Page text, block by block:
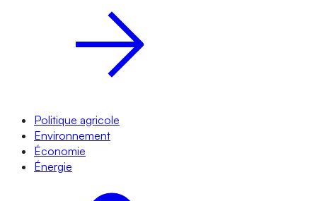
Politique agricole
Environnement
Économie
Énergie